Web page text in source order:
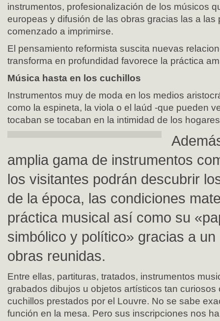
instrumentos, profesionalización de los músicos
europeas y difusión de las obras gracias las a las
comenzado a imprimirse.
El pensamiento reformista suscita nuevas
transforma en profundidad favorece la práctica
Música hasta en los cuchillos
Instrumentos muy de moda en los medios
como la espineta, la viola o el laúd -que pueden
tocaban se tocaban en la intimidad de los
amplia gama de instrumentos
los visitantes podrán descubrir
de la época, las condiciones
práctica musical así como su
simbólico y político» gracias a
obras reunidas.
Entre ellas, partituras, tratados, instrumentos
grabados dibujos u objetos artísticos tan curiosos
cuchillos prestados por el Louvre. No se sabe
función en la mesa. Pero sus inscripciones nos